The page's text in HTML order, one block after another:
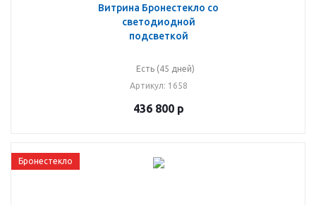
Витрина Бронестекло со
светодиодной
подсветкой
Есть (45 дней)
Артикул: 1658
436 800р
Бронестекло